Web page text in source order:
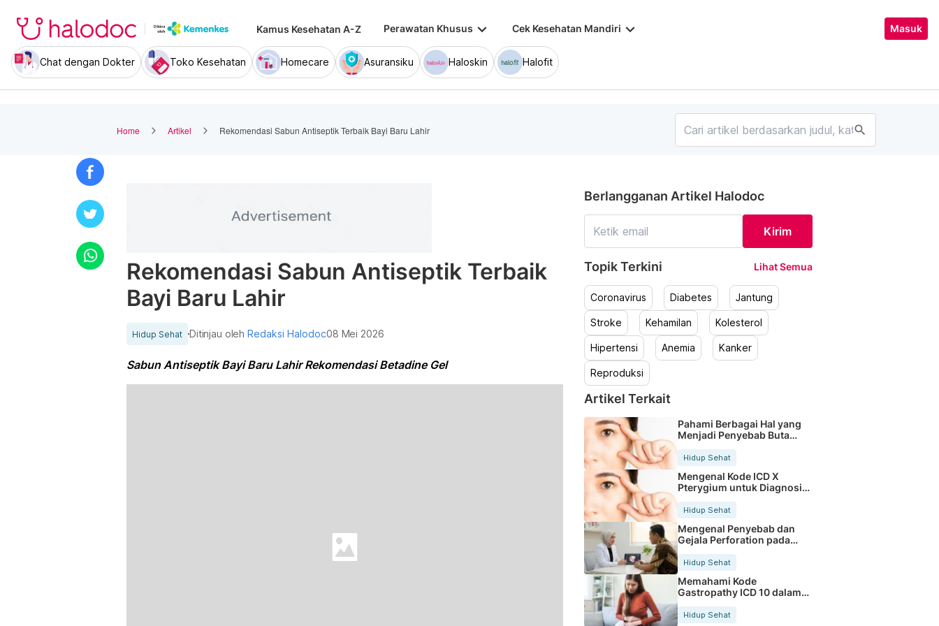
Kamus Kesehatan A-Z Perawatan Khusus keyboard_arrow_down Cek Kesehatan Mandiri keyboard_arrow_down Masuk
Chat dengan Dokter Toko Kesehatan Homecare Asuransiku Haloskin Halofit
Home Artikel Rekomendasi Sabun Antiseptik Terbaik Bayi Baru Lahir search
Rekomendasi Sabun Antiseptik Terbaik
Bayi Baru Lahir
Hidup Sehat Ditinjau olehRedaksi Halodoc08 Mei 2026
Sabun Antiseptik Bayi Baru Lahir Rekomendasi Betadine Gel
Berlangganan Artikel Halodoc
Kirim
Topik Terkini Lihat Semua
Coronavirus Diabetes Jantung
Stroke Kehamilan Kolesterol
Hipertensi Anemia Kanker
Reproduksi
Artikel Terkait
Pahami Berbagai Hal yang
Menjadi Penyebab Buta
Hidup Sehat
Mengenal Kode ICD X
Pterygium untuk Diagnosis
Hidup Sehat
Mengenal Penyebab dan
Gejala Perforation pada
Tubuh
Hidup Sehat
Memahami Kode
Gastropathy ICD 10 dalam
Rekam Medis Pasien
Hidup Sehat